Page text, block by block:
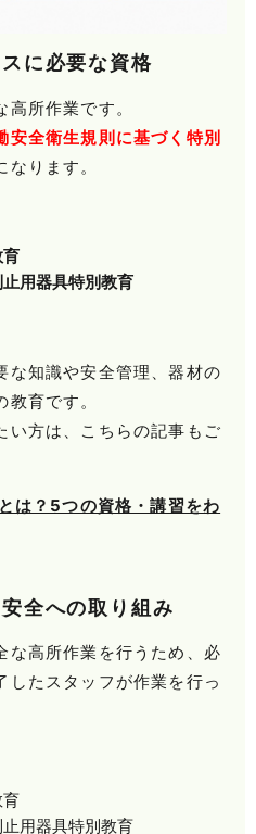
スに必要な資格
所作業です。
安全衛生規則に基づく特別
なります。
用器具特別教育
な知識や安全管理、器材の
育です。
い方は、こちらの記事もご
は？5つの資格・講習をわ
安全への取り組み
な高所作業を行うため、必
したスタッフが作業を行っ
用器具特別教育